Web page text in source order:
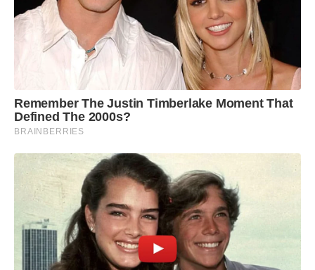
Remember The Justin Timberlake Moment That
Defined The 2000s?
BRAINBERRIES